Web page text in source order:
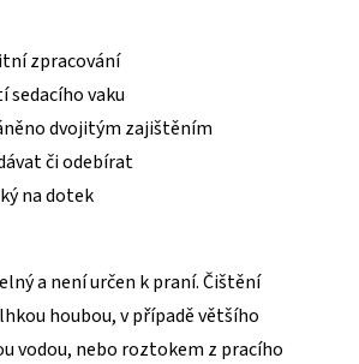
zpracování
vaku
dvojitým zajištěním
či odebírat
na dotek
a není určen k praní. Čištění
houbou, v případě většího
vodou, nebo roztokem z pracího